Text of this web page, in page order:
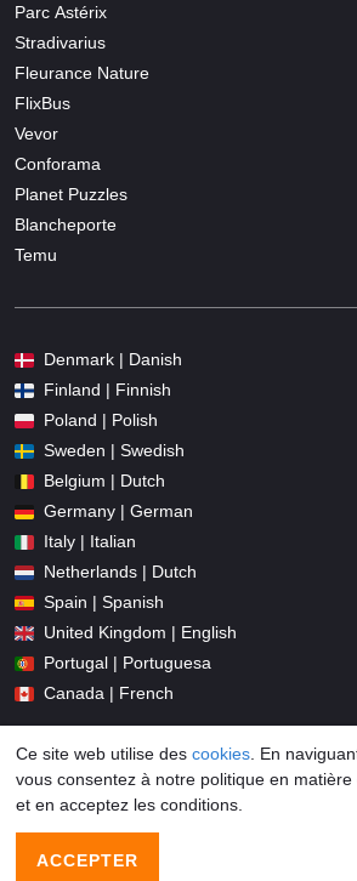
Parc Astérix
Stradivarius
Fleurance Nature
FlixBus
Vevor
Conforama
Planet Puzzles
Blancheporte
Temu
Denmark | Danish
Finland | Finnish
Poland | Polish
Sweden | Swedish
Belgium | Dutch
Germany | German
Italy | Italian
Netherlands | Dutch
Spain | Spanish
United Kingdom | English
Portugal | Portuguesa
Canada | French
© 2026 Promo-codes.fr All Rights Reserved
Ce site web utilise des cookies . En
vous consentez à notre politique en matière
et en acceptez les conditions.
ACCEPTER